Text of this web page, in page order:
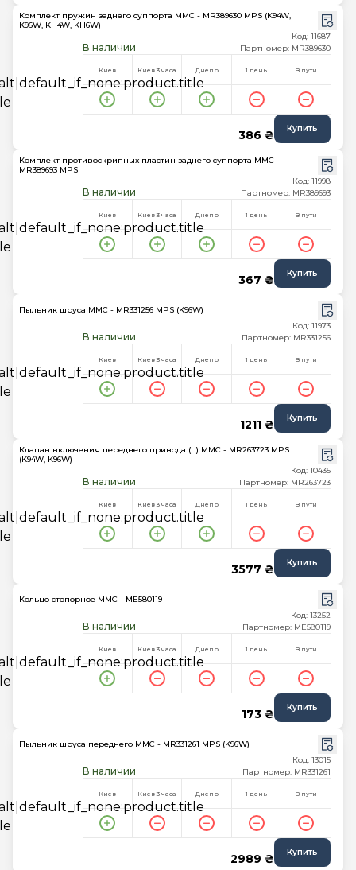
Комплект пружин заднего суппорта MMC - MR389630 MPS (K94W,
K96W, KH4W, KH6W)
В наличии
Код: 11687
Партномер: MR389630
Киев Киев 3 часа Днепр 1 день В пути
386 ₴ Купить
Комплект противоскрипных пластин заднего суппорта MMC -
MR389693 MPS
В наличии
Код: 11998
Партномер: MR389693
Киев Киев 3 часа Днепр 1 день В пути
367 ₴ Купить
Пыльник шруса MMC - MR331256 MPS (K96W)
В наличии
Код: 11973
Партномер: MR331256
Киев Киев 3 часа Днепр 1 день В пути
1211 ₴ Купить
Клапан включения переднего привода (п) MMC - MR263723 MPS
(K94W, K96W)
В наличии
Код: 10435
Партномер: MR263723
Киев Киев 3 часа Днепр 1 день В пути
3577 ₴ Купить
Кольцо стопорное MMC - ME580119
В наличии
Код: 13252
Партномер: ME580119
Киев Киев 3 часа Днепр 1 день В пути
173 ₴ Купить
Пыльник шруса переднего MMC - MR331261 MPS (K96W)
В наличии
Код: 13015
Партномер: MR331261
Киев Киев 3 часа Днепр 1 день В пути
2989 ₴ Купить